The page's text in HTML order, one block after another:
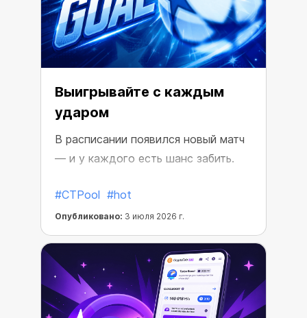
Выигрывайте с каждым
ударом
В расписании появился новый матч
— и у каждого есть шанс забить.
#CTPool #hot
Опубликовано: 3 июля 2026 г.